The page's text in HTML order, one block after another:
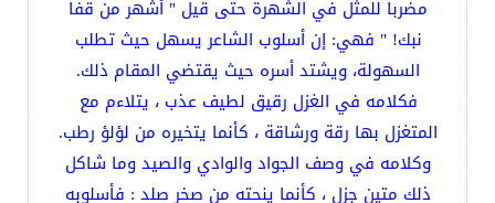
مضرباً للمثل في الشهرة حتى قيل " أشهر من قفا
نبك! " فهي: إن أسلوب الشاعر يسهل حيث تطلب
السهولة، ويشتد أسره حيث يقتضي المقام ذلك.
فكلامه في الغزل رقيق لطيف عذب ، يتلاءم مع
المتغزل بها رقة ورشاقة ، كأنما يتخيره من لؤلؤ رطب.
وكلامه في وصف الجواد والوادي والصيد وما شاكل
ذلك متين جزل ، كأنما ينحته من صخر صلد : فأسلوبه